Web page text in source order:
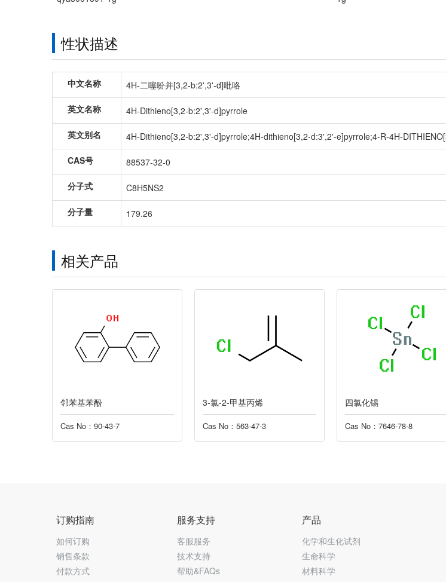
性状描述
中文名称
4H-二噻吩并[3,2-b:2',3'-d]吡咯
英文名称
4H-Dithieno[3,2-b:2',3'-d]pyrrole
英文别名
4H-Dithieno[3,2-b:2',3'-d]pyrrole;4H-dithieno[3,2-d:3',2'-e]pyrrole;4-R-4H-
CAS号
88537-32-0
分子式
C8H5NS2
分子量
179.26
相关产品
3-氯-2-甲基丙烯
Cas No：563-47-3
四氯化锡
Cas No：7646-78-8
季戊四醇缩水甘油醚
Cas No：3126-63-4
订购指南
如何订购
销售条款
付款方式
服务支持
客服服务
技术支持
帮助&FAQs
产品
化学和生化试剂
生命科学
材料科学